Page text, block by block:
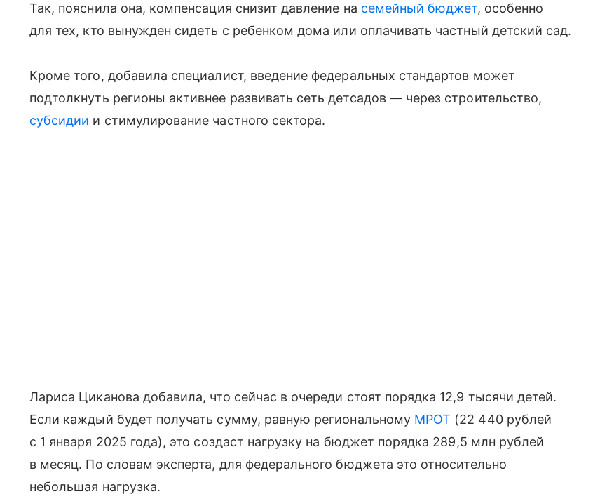
Так, пояснила она, компенсация снизит давление на семейный бюджет, особенно
для тех, кто вынужден сидеть с ребенком дома или оплачивать частный детский сад.
Кроме того, добавила специалист, введение федеральных стандартов может
подтолкнуть регионы активнее развивать сеть детсадов — через строительство,
субсидии и стимулирование частного сектора.
Лариса Циканова добавила, что сейчас в очереди стоят порядка 12,9 тысячи детей.
Если каждый будет получать сумму, равную региональному МРОТ (22 440 рублей
с 1 января 2025 года), это создаст нагрузку на бюджет порядка 289,5 млн рублей
в месяц. По словам эксперта, для федерального бюджета это относительно
небольшая нагрузка.